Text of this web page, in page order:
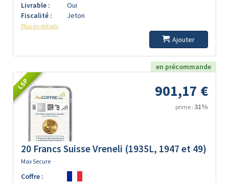
Livrable :
Oui
Fiscalité :
Jeton
Plus de détails
Ajouter
en précommande
LSP 901,17 €
prime : 31%
20 Francs Suisse Vreneli (1935L, 1947 et 49)
Max Secure
Coffre :